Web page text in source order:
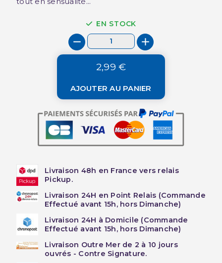
EN STOCK
2,99 €
AJOUTER AU PANIER
Livraison 48h en France vers relais
Pickup.
Livraison 24H en Point Relais (Commande
Effectué avant 15h, hors Dimanche)
Livraison 24H à Domicile (Commande
Effectué avant 15h, hors Dimanche)
Livraison Outre Mer de 2 à 10 jours
ouvrés - Contre Signature.